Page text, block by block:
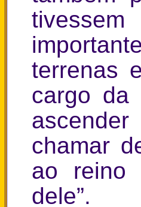
terrenas
cargo da
chamar
ao reino
dele”.